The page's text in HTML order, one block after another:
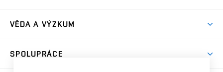
Sport na VUT
Dny otevřených dveří
Celoživotní vzdělávání
Harmonogram akademického roku
Závěrečné práce
Zpracování osobních údajů studentů
Sociální bezpečí
Studium bez bariér
VĚDA A VÝZKUM
SPOLUPRÁCE